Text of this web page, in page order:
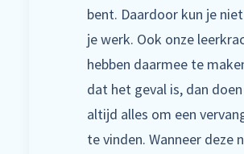
bent. Daardoor kun je
je werk. Ook onze
hebben daarmee te
dat het geval is, dan
altijd alles om een
te vinden. Wanneer deze